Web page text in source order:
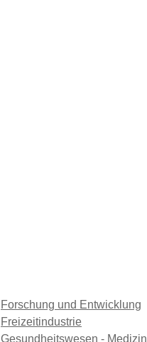
Forschung und Entwicklung
Freizeitindustrie
Gesundheitswesen - Medizin